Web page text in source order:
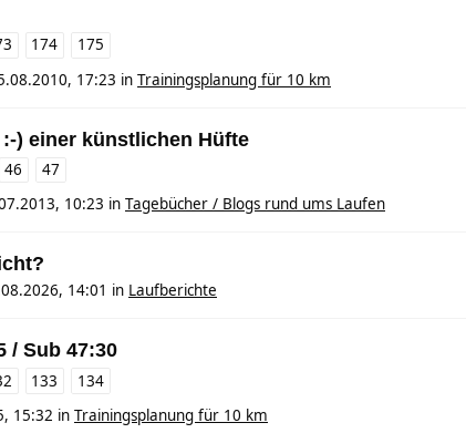
174
175
17:23 in Trainingsplanung für 10 km
) einer künstlichen Hüfte
46
47
10:23 in Tagebücher / Blogs rund ums Laufen
14:01 in Laufberichte
/ Sub 47:30
133
134
15:32 in Trainingsplanung für 10 km